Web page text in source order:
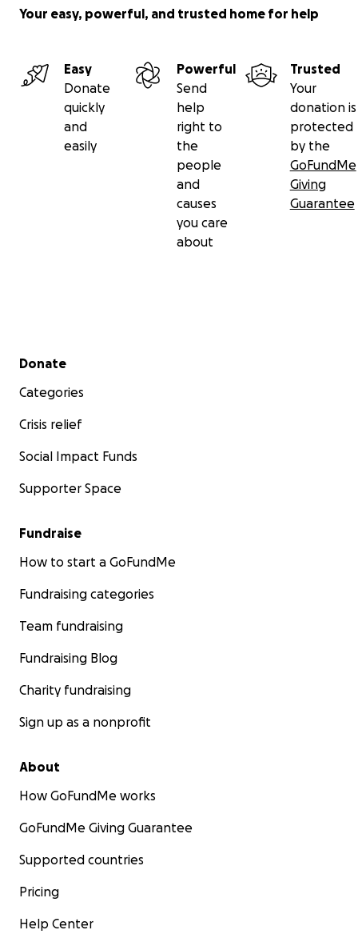
Your easy, powerful, and trusted home for help
Easy
Donate
quickly
and
easily
Powerful
Send
help
right to
the
people
and
causes
you care
about
Trusted
Your
donation is
protected
by the
GoFundMe
Giving
Guarantee
Secondary menu
Donate
Categories
Crisis relief
Social Impact Funds
Supporter Space
Fundraise
How to start a GoFundMe
Fundraising categories
Team fundraising
Fundraising Blog
Charity fundraising
Sign up as a nonprofit
About
How GoFundMe works
GoFundMe Giving Guarantee
Supported countries
Pricing
Help Center